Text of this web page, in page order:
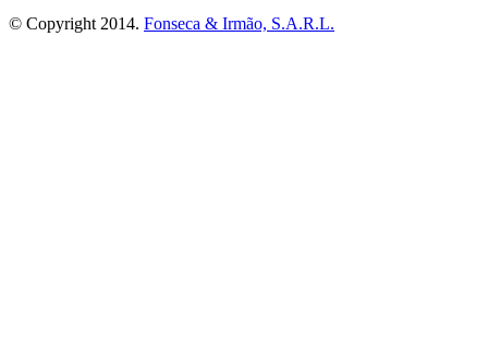
© Copyright 2014. Fonseca & Irmão, S.A.R.L.